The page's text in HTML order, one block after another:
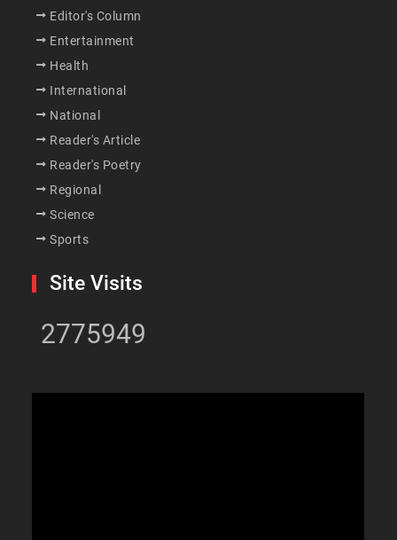
Editor's Column
Entertainment
Health
International
National
Reader's Article
Reader's Poetry
Regional
Science
Sports
Site Visits
2775949